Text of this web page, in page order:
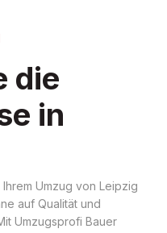
die
in
Umzug von Leipzig
auf Qualität und
Umzugsprofi Bauer